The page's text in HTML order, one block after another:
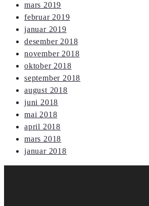
mars 2019
februar 2019
januar 2019
desember 2018
november 2018
oktober 2018
september 2018
august 2018
juni 2018
mai 2018
april 2018
mars 2018
januar 2018